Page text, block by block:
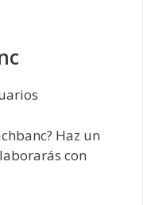
Haz un
con